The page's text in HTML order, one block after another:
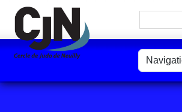
Panneau de gestion des cookies